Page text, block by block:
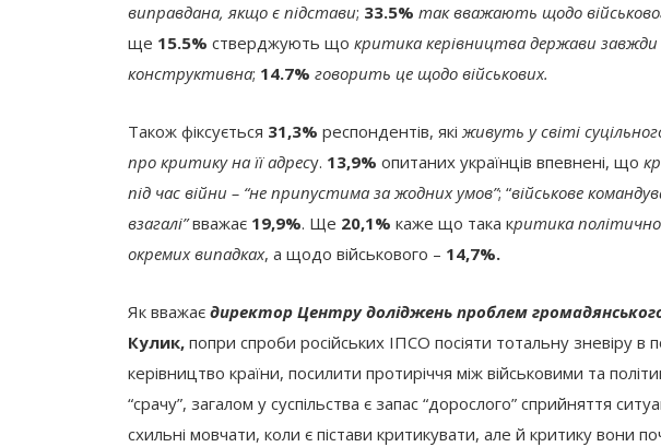
виправдана, якщо є підстави; 33.5% так вважають щодо
ще 15.5% стверджують що критика керівництва держави
конструктивна; 14.7% говорить це щодо військових.
Також фіксується 31,3% респондентів, якіживуть у світі
про критику на її адресу. 13,9% опитаних українців впевнені, що
під час війни – “не припустима за жодних умов”; “військове
взагалі”вважає 19,9%. Ще 20,1% каже що така критика
окремих випадках, а щодо військового – 14,7%.
Як вважає директор Центру доліджень проблем
Кулик, попри спроби російських ІПСО посіяти тотальну зневіру в
керівництво країни, посилити протиріччя між військовими та
“срачу”, загалом у суспільства є запас “дорослого” сприйняття
схильні мовчати, коли є пістави критикувати, але й критику вони